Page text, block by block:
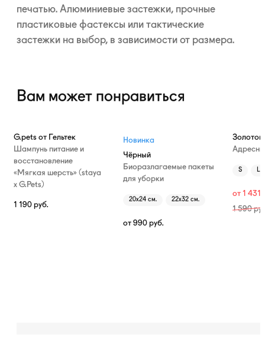
печатью. Алюминиевые застежки, прочные
пластиковые фастексы или тактические
застежки на выбор, в зависимости от размера.
Вам может понравиться
G.pets от Гельтек
Шампунь питание и
восстановление
«Мягкая шерсть» (staya
х G.Pets)
1 190 руб.
Новинка
Чёрный
Биоразлагаемые пакеты
для уборки
20х24 см. 22х32 см.
от 990 руб.
Золотой
S L
от 1 431
1 590